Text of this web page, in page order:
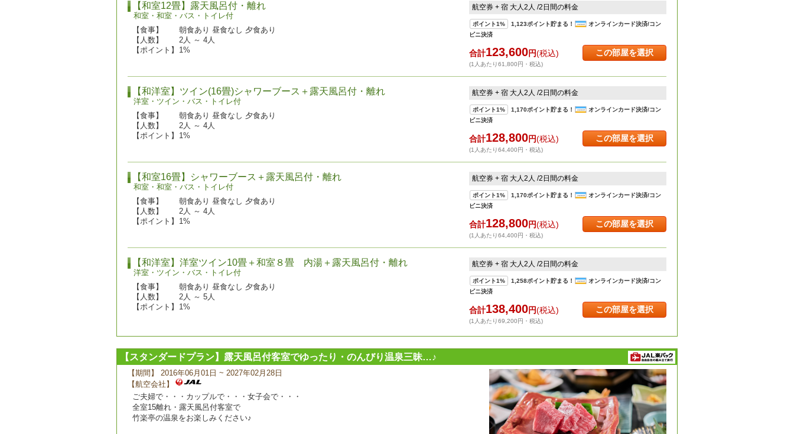
【和室12畳】露天風呂付・離れ
和室・和室・バス・トイレ付
【食事】
朝食あり 昼食なし 夕食あり
【人数】
2人 ～ 4人
【ポイント】
1%
航空券 + 宿 大人2人 /2日間の料金
ポイント1% 1,123ポイント貯まる！
オンラインカード決済/コン
ビニ決済
合計123,600円(税込)
(1人あたり61,800円・税込)
この部屋を選択
【和洋室】ツイン(16畳)シャワーブース＋露天風呂付・離れ
洋室・ツイン・バス・トイレ付
【食事】
朝食あり 昼食なし 夕食あり
【人数】
2人 ～ 4人
【ポイント】
1%
航空券 + 宿 大人2人 /2日間の料金
ポイント1% 1,170ポイント貯まる！
オンラインカード決済/コン
ビニ決済
合計128,800円(税込)
(1人あたり64,400円・税込)
この部屋を選択
【和室16畳】シャワーブース＋露天風呂付・離れ
和室・和室・バス・トイレ付
【食事】
朝食あり 昼食なし 夕食あり
【人数】
2人 ～ 4人
【ポイント】
1%
航空券 + 宿 大人2人 /2日間の料金
ポイント1% 1,170ポイント貯まる！
オンラインカード決済/コン
ビニ決済
合計128,800円(税込)
(1人あたり64,400円・税込)
この部屋を選択
【和洋室】洋室ツイン10畳＋和室８畳 内湯＋露天風呂付・離れ
洋室・ツイン・バス・トイレ付
【食事】
朝食あり 昼食なし 夕食あり
【人数】
2人 ～ 5人
【ポイント】
1%
航空券 + 宿 大人2人 /2日間の料金
ポイント1% 1,258ポイント貯まる！
オンラインカード決済/コン
ビニ決済
合計138,400円(税込)
(1人あたり69,200円・税込)
この部屋を選択
【スタンダードプラン】露天風呂付客室でゆったり・のんびり温泉三昧…♪
【期間】 2016年06月01日 ~ 2027年02月28日
【航空会社】
ご夫婦で・・・カップルで・・・女子会で・・・
全室15離れ・露天風呂付客室で
竹楽亭の温泉をお楽しみください♪